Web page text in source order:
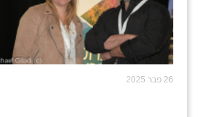
26 פבר 2025